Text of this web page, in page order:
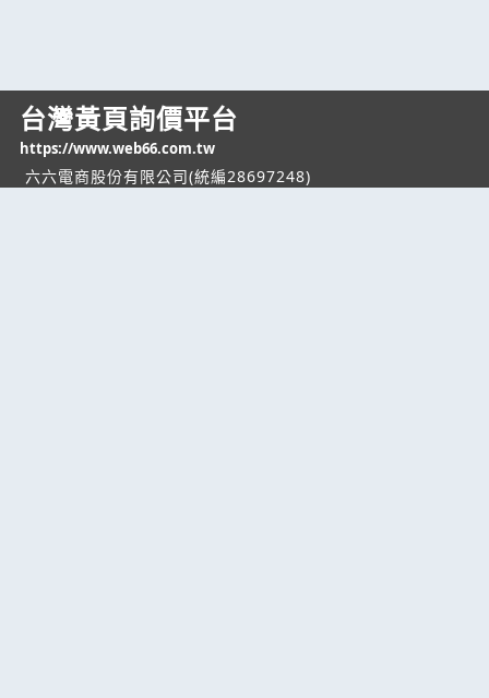
台灣黃頁詢價平台
https://www.web66.com.tw
六六電商股份有限公司(統編28697248)